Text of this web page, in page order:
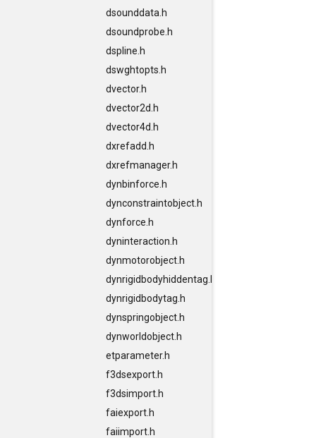
dsounddata.h
dsoundprobe.h
dspline.h
dswghtopts.h
dvector.h
dvector2d.h
dvector4d.h
dxrefadd.h
dxrefmanager.h
dynbinforce.h
dynconstraintobject.h
dynforce.h
dyninteraction.h
dynmotorobject.h
dynrigidbodyhiddentag.h
dynrigidbodytag.h
dynspringobject.h
dynworldobject.h
etparameter.h
f3dsexport.h
f3dsimport.h
faiexport.h
faiimport.h